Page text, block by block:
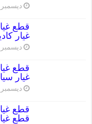
ديسمبر 1, 2023
غيار
ديسمبر 1, 2023
غيار
ديسمبر 1, 2023
قطع